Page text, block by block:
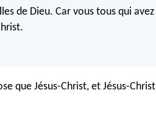
de Dieu. Car vous tous qui avez
que Jésus-Christ, et Jésus-Christ